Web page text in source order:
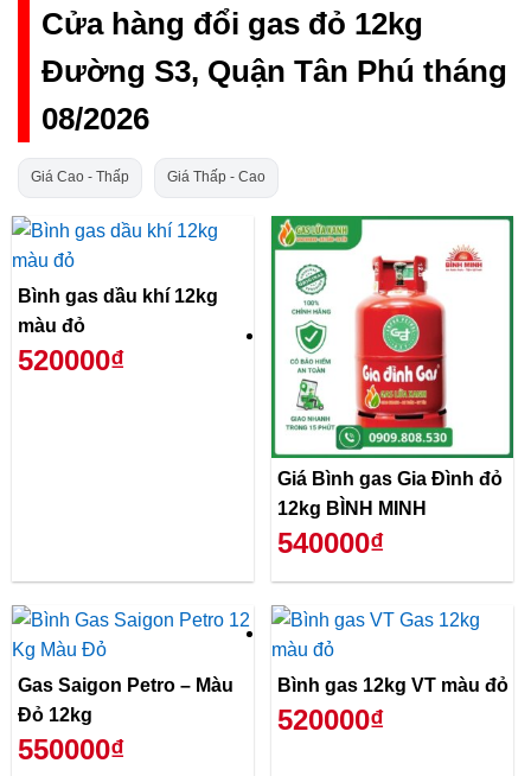
Cửa hàng đổi gas đỏ 12kg
Đường S3, Quận Tân Phú tháng
08/2026
Giá Cao - Thấp Giá Thấp - Cao
Bình gas dầu khí 12kg
màu đỏ
520000₫
Giá Bình gas Gia Đình đỏ
12kg BÌNH MINH
540000₫
Gas Saigon Petro – Màu
Đỏ 12kg
550000₫
Bình gas 12kg VT màu đỏ
520000₫